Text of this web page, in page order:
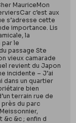
MauriceMon
c’est aux
s’adresse cette
importance. Lis
la
le
passage Ste
vieux camarade
revient du Japon
incidente – J’ai
dans un quartier
bien
terrain rue de
du parc
&c &c ; enfin d